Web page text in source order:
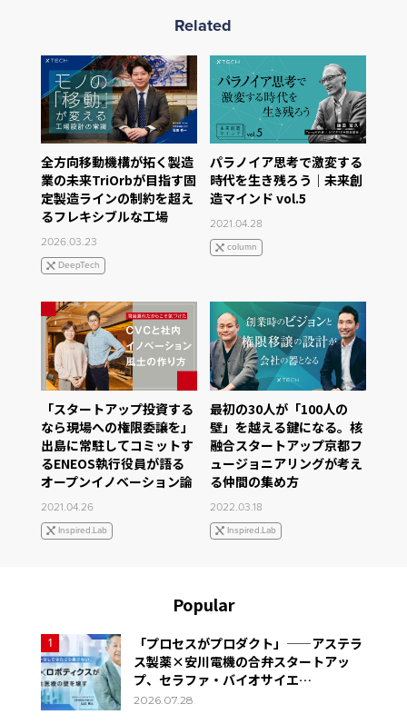
Related
全方向移動機構が拓く製造
業の未来――TriOrbが目指す固
定製造ラインの制約を超え
るフレキシブルな工場
2026.03.23
DeepTech
パラノイア思考で激変する
時代を生き残ろう｜未来創
造マインド vol.5
2021.04.28
column
「スタートアップ投資する
なら現場への権限委譲を」
出島に常駐してコミットす
るENEOS執行役員が語る
オープンイノベーション論
2021.04.26
Inspired.Lab
最初の30人が「100人の
壁」を越える鍵になる。核
融合スタートアップ京都フ
ュージョニアリングが考え
る仲間の集め方
2022.03.18
Inspired.Lab
Popular
1
「プロセスがプロダクト」——アステラ
ス製薬×安川電機の合弁スタートアッ
プ、セラファ・バイオサイエ…
2026.07.28